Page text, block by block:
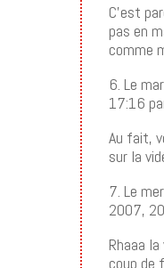
C’est
pas en
comme
6. Le
17:16
Au fait,
sur la
7. Le
2007,
Rhaaa
coup de